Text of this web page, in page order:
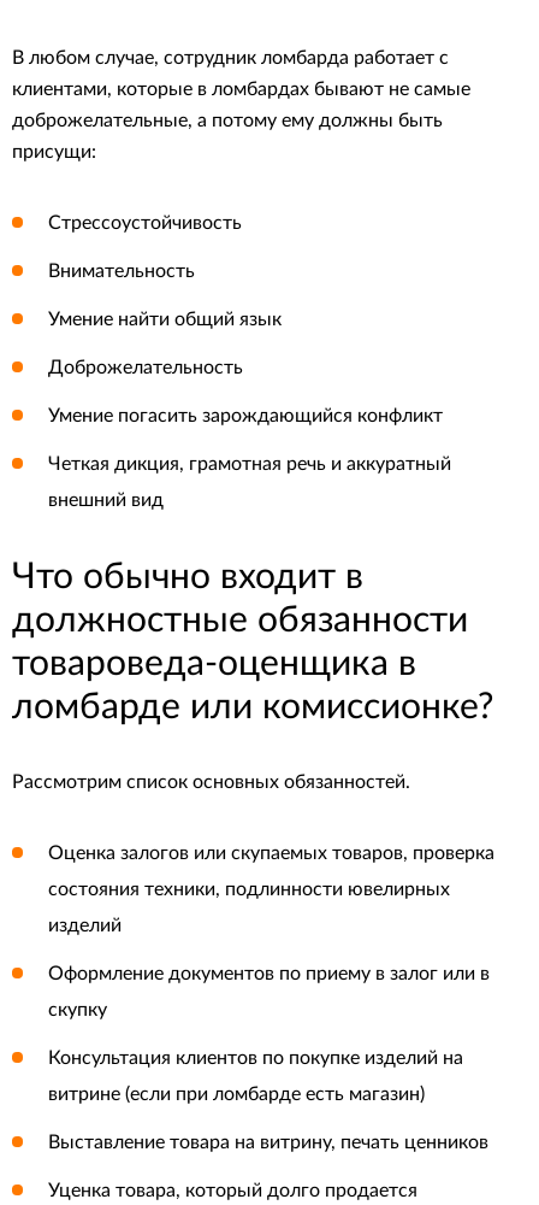
В любом случае, сотрудник ломбарда работает с
клиентами, которые в ломбардах бывают не самые
доброжелательные, а потому ему должны быть
присущи:
Стрессоустойчивость
Внимательность
Умение найти общий язык
Доброжелательность
Умение погасить зарождающийся конфликт
Четкая дикция, грамотная речь и аккуратный
внешний вид
Что обычно входит в
должностные обязанности
товароведа-оценщика в
ломбарде или комиссионке?
Рассмотрим список основных обязанностей.
Оценка залогов или скупаемых товаров, проверка
состояния техники, подлинности ювелирных
изделий
Оформление документов по приему в залог или в
скупку
Консультация клиентов по покупке изделий на
витрине (если при ломбарде есть магазин)
Выставление товара на витрину, печать ценников
Уценка товара, который долго продается